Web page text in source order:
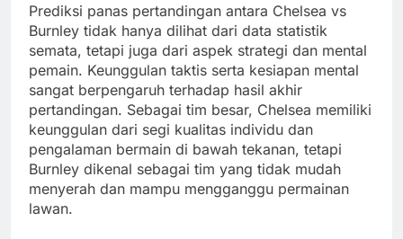
Prediksi panas pertandingan antara Chelsea vs
Burnley tidak hanya dilihat dari data statistik
semata, tetapi juga dari aspek strategi dan mental
pemain. Keunggulan taktis serta kesiapan mental
sangat berpengaruh terhadap hasil akhir
pertandingan. Sebagai tim besar, Chelsea memiliki
keunggulan dari segi kualitas individu dan
pengalaman bermain di bawah tekanan, tetapi
Burnley dikenal sebagai tim yang tidak mudah
menyerah dan mampu mengganggu permainan
lawan.